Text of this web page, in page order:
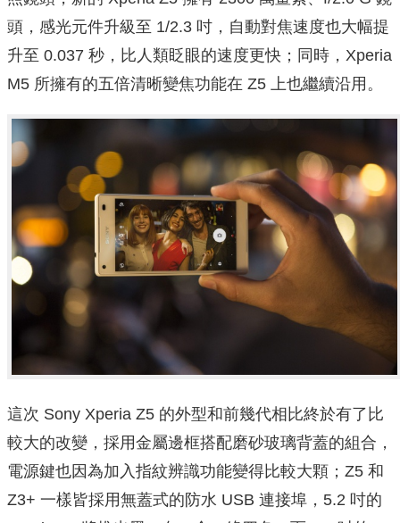
頭，感光元件升級至 1/2.3 吋，自動對焦速度也大幅提
升至 0.037 秒，比人類眨眼的速度更快；同時，Xperia
M5 所擁有的五倍清晰變焦功能在 Z5 上也繼續沿用 。
這次 Sony Xperia Z5 的外型和前幾代相比終於有了比
較大的改變，採用金屬邊框搭配磨砂玻璃背蓋的組合，
電源鍵也因為加入指紋辨識功能變得比較大顆；Z5 和
Z3+ 一樣皆採用無蓋式的防水 USB 連接埠，5.2 吋的